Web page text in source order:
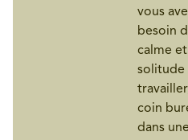
vous
besoin
calme
solitude
coin
dans une